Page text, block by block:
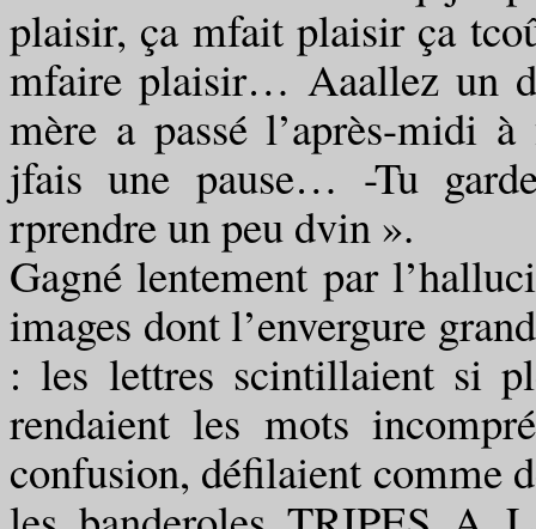
plaisir, ça mfait plaisir ça
mfaire plaisir… Aaallez un
mère a passé l’après-midi
jfais une pause… -Tu
rprendre un peu dvin ».
Gagné lentement par
images dont l’envergure
: les lettres scintillaient si
rendaient les mots
confusion, défilaient comme